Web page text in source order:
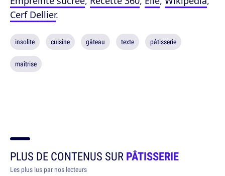
Cerf Dellier.
insolite cuisine gâteau texte pâtisserie
maîtrise
PLUS DE CONTENUS SURPÂTISSERIE
Les plus lus par nos lecteurs